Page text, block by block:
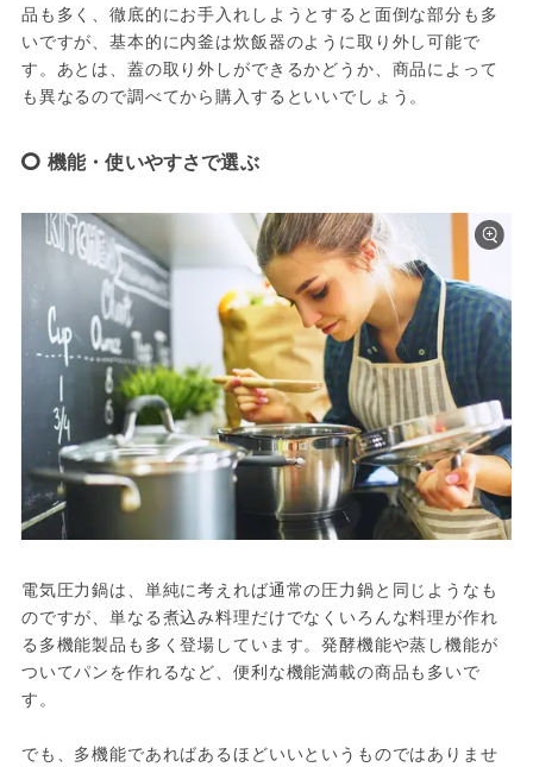
品も多く、徹底的にお手入れしようとすると面倒な部分も多
いですが、基本的に内釜は炊飯器のように取り外し可能で
す。あとは、蓋の取り外しができるかどうか、商品によって
も異なるので調べてから購入するといいでしょう。
機能・使いやすさで選ぶ
電気圧力鍋は、単純に考えれば通常の圧力鍋と同じようなも
のですが、単なる煮込み料理だけでなくいろんな料理が作れ
る多機能製品も多く登場しています。発酵機能や蒸し機能が
ついてパンを作れるなど、便利な機能満載の商品も多いで
す。
でも、多機能であればあるほどいいというものではありませ